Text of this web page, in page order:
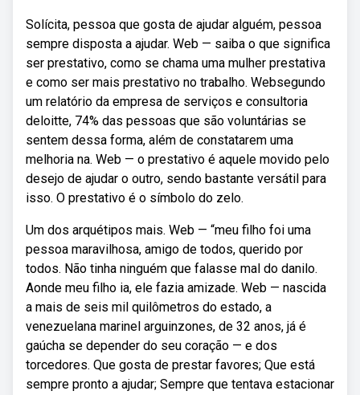
Solícita, pessoa que gosta de ajudar alguém, pessoa
sempre disposta a ajudar. Web — saiba o que significa
ser prestativo, como se chama uma mulher prestativa
e como ser mais prestativo no trabalho. Websegundo
um relatório da empresa de serviços e consultoria
deloitte, 74% das pessoas que são voluntárias se
sentem dessa forma, além de constatarem uma
melhoria na. Web — o prestativo é aquele movido pelo
desejo de ajudar o outro, sendo bastante versátil para
isso. O prestativo é o símbolo do zelo.
Um dos arquétipos mais. Web — “meu filho foi uma
pessoa maravilhosa, amigo de todos, querido por
todos. Não tinha ninguém que falasse mal do danilo.
Aonde meu filho ia, ele fazia amizade. Web — nascida
a mais de seis mil quilômetros do estado, a
venezuelana marinel arguinzones, de 32 anos, já é
gaúcha se depender do seu coração — e dos
torcedores. Que gosta de prestar favores; Que está
sempre pronto a ajudar; Sempre que tentava estacionar